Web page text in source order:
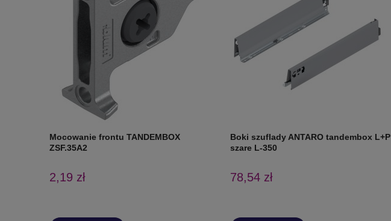
Mocowanie frontu TANDEMBOX
ZSF.35A2
2,19 zł
Boki szuflady ANTARO tandembox L+P
szare L-350
78,54 zł